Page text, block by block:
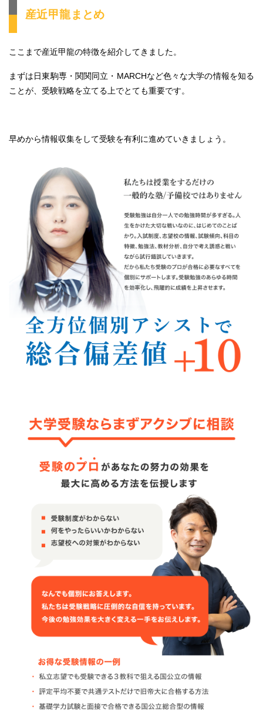
産近甲龍まとめ
ここまで産近甲龍の特徴を紹介してきました。
まずは日東駒専・関関同立・MARCHなど色々な大学の情報を知る
ことが、受験戦略を立てる上でとても重要です。
早めから情報収集をして受験を有利に進めていきましょう。